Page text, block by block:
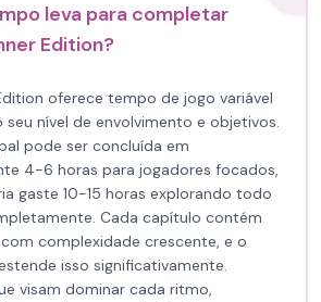
leva para completar
Edition?
oferece tempo de jogo variável
nível de envolvimento e objetivos.
pode ser concluída em
4-6 horas para jogadores focados,
gaste 10-15 horas explorando todo
Cada capítulo contém
complexidade crescente, e o
isso significativamente.
visam dominar cada ritmo,